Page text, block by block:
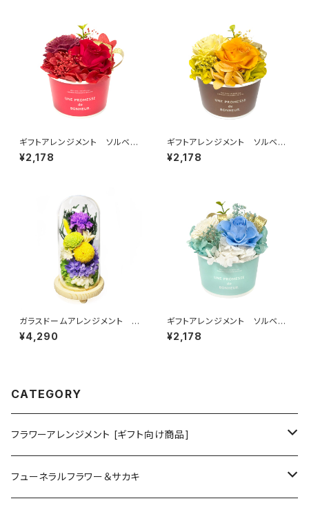
ギフトアレンジメント ソルベ
レッド HB35010
¥2,178
ギフトアレンジメント ソルベ
オレンジ HB35035
¥2,178
ガラスドームアレンジメント
日々華（ひびか)パープル C36
360
¥4,290
ギフトアレンジメント ソルベ
ブルー HB35050
¥2,178
CATEGORY
フラワーアレンジメント [ギフト向け商品]
プリザーブドフラワーアレンジメント
フューネラルフラワー＆サカキ